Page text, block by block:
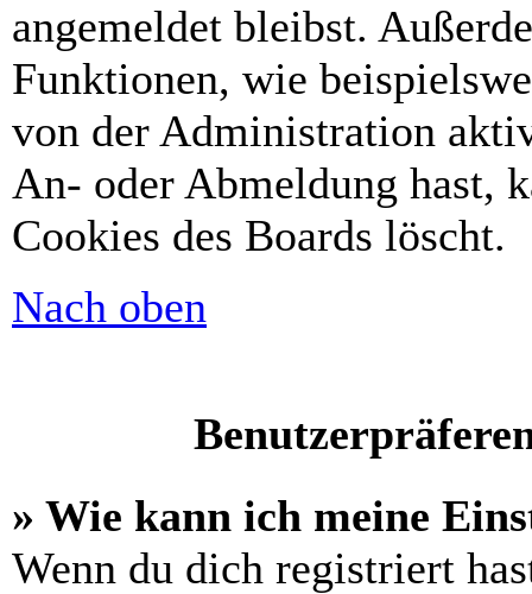
angemeldet bleibst.
Funktionen, wie
von der Administration
An- oder Abmeldung hast,
Cookies des Boards löscht.
Nach oben
» Wie kann ich meine
Wenn du dich registriert